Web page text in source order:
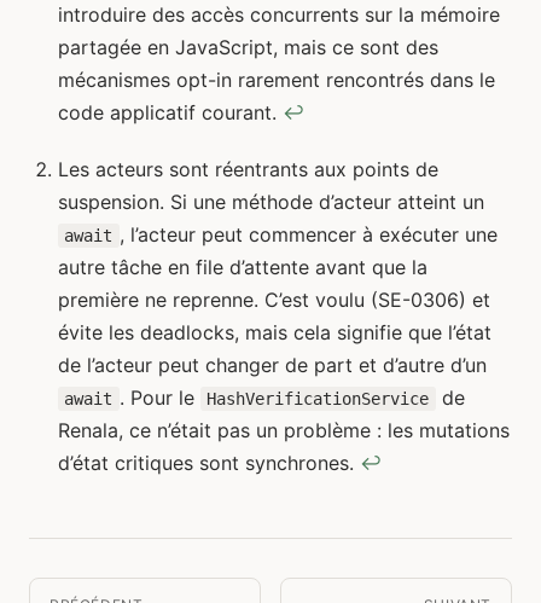
Footnotes
introduire des accès concurrents sur la mémoire
partagée en JavaScript, mais ce sont des
mécanismes opt-in rarement rencontrés dans le
code applicatif courant. ↩
Les acteurs sont réentrants aux points de
suspension. Si une méthode d’acteur atteint un
await , l’acteur peut commencer à exécuter une
autre tâche en file d’attente avant que la
première ne reprenne. C’est voulu (SE-0306) et
évite les deadlocks, mais cela signifie que l’état
de l’acteur peut changer de part et d’autre d’un
await . Pour le HashVerificationService
de
Renala, ce n’était pas un problème : les mutations
d’état critiques sont synchrones. ↩